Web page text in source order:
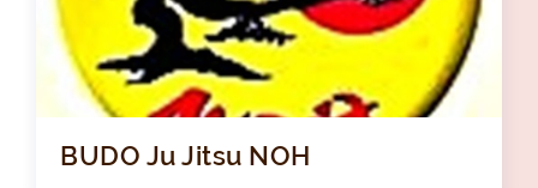
BUDO Ju Jitsu NOH